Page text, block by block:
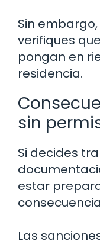
Sin
verifiques
pongan en
residencia.
sin
Si decides
estar
Las